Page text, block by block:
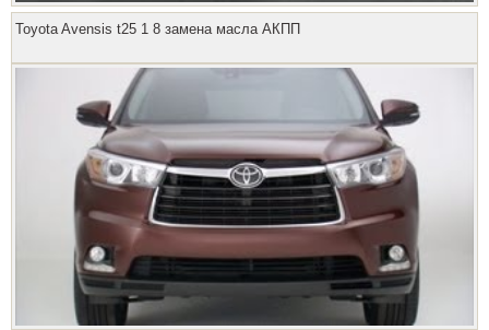
Toyota Avensis t25 1 8 замена масла АКПП